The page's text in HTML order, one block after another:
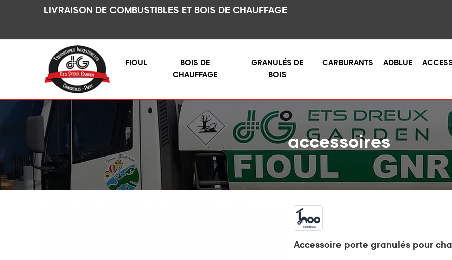
LIVRAISON DE COMBUSTIBLES ET BOIS DE CHAUFFAGE
FIOUL
BOIS DE
CHAUFFAGE
GRANULÉS DE
BOIS
CARBURANTS ADBLUE
accessoires
Accessoire porte granulés pour